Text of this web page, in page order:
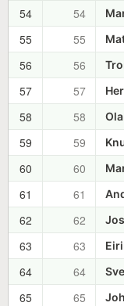
54 54
55 55
56 56
57 57
58 58
59 59
60 60
61 61
62 62
63 63
64 64
65 65